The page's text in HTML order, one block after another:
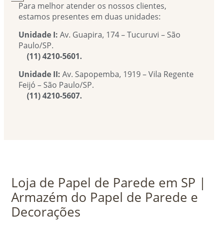
Para melhor atender os nossos clientes,
estamos presentes em duas unidades:
Unidade I: Av. Guapira, 174 – Tucuruvi – São
Paulo/SP.
(11) 4210-5601.
Unidade II: Av. Sapopemba, 1919 – Vila Regente
Feijó – São Paulo/SP.
(11) 4210-5607.
Loja de Papel de Parede em SP |
Armazém do Papel de Parede e
Decorações